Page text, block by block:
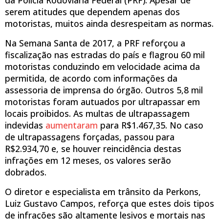
serem atitudes que dependem apenas dos
motoristas, muitos ainda desrespeitam as normas.
Na Semana Santa de 2017, a PRF reforçou a
fiscalização nas estradas do país e flagrou 60 mil
motoristas conduzindo em velocidade acima da
permitida, de acordo com informações da
assessoria de imprensa do órgão. Outros 5,8 mil
motoristas foram autuados por ultrapassar em
locais proibidos. As multas de ultrapassagem
indevidas aumentaram para R$1.467,35. No caso
de ultrapassagens forçadas, passou para
R$2.934,70 e, se houver reincidência destas
infrações em 12 meses, os valores serão
dobrados.
O diretor e especialista em trânsito da Perkons,
Luiz Gustavo Campos, reforça que estes dois tipos
de infrações são altamente lesivos e mortais nas